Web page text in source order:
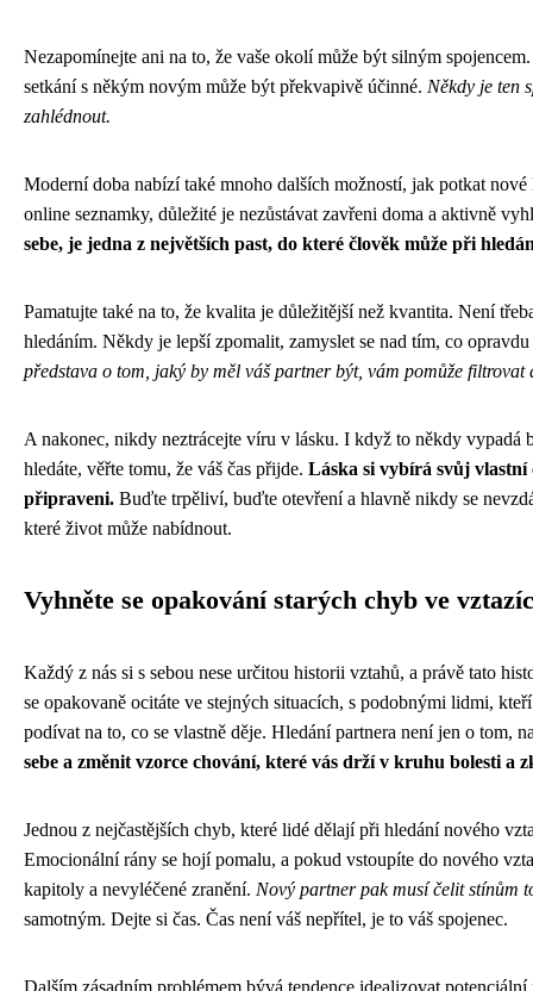
Nezapomínejte ani na to, že vaše okolí může být silným
setkání s někým novým může být překvapivě účinné. Někdy je ten
zahlédnout.
Moderní doba nabízí také mnoho dalších možností, jak potkat
online seznamky, důležité je nezůstávat zavřeni doma a aktivně
sebe, je jedna z největších past, do které člověk může při
Pamatujte také na to, že kvalita je důležitější než kvantita. Není
hledáním. Někdy je lepší zpomalit, zamyslet se nad tím, co
představa o tom, jaký by měl váš partner být, vám pomůže
A nakonec, nikdy neztrácejte víru v lásku. I když to někdy vypadá
hledáte, věřte tomu, že váš čas přijde. Láska si vybírá svůj vlastní
připraveni. Buďte trpěliví, buďte otevření a hlavně nikdy se
které život může nabídnout.
Vyhněte se opakování starých chyb ve
Každý z nás si s sebou nese určitou historii vztahů, a právě tato
se opakovaně ocitáte ve stejných situacích, s podobnými lidmi,
podívat na to, co se vlastně děje. Hledání partnera není jen o tom,
sebe a změnit vzorce chování, které vás drží v kruhu bolesti a
Jednou z nejčastějších chyb, které lidé dělají při hledání nového
Emocionální rány se hojí pomalu, a pokud vstoupíte do nového
kapitoly a nevyléčené zranění. Nový partner pak musí čelit stínům
samotným. Dejte si čas. Čas není váš nepřítel, je to váš spojenec.
Dalším zásadním problémem bývá tendence idealizovat